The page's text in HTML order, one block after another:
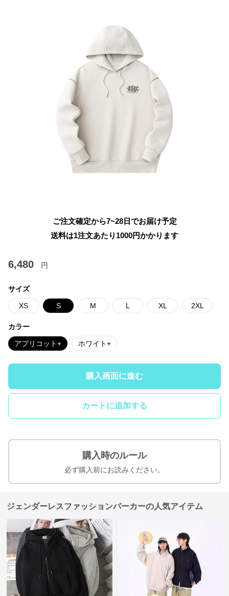
ご注文確定から7~28日でお届け予定
送料は1注文あたり 1000円かかります
6,480 円
サイズ
XS S M L XL 2XL
カラー
アプリコット+ ホワイト+
購入画面に進む
カートに追加する
購入時のルール
必ず購入前にお読みください。
ジェンダーレスファッションパーカーの人気アイテム